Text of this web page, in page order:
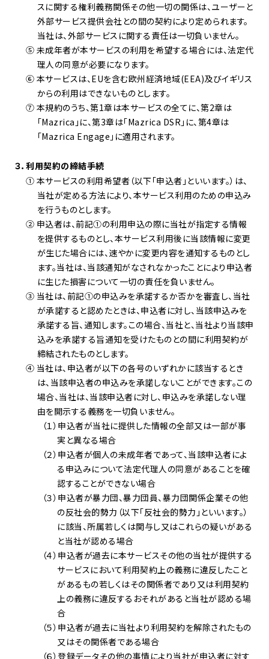
スに関する権利義務関係その他一切の関係は、ユーザーと
外部サービス提供会社との間の契約により定められます。
当社は、外部サービスに関する責任は一切負いません。
⑤ 未成年者が本サービスの利用を希望する場合には、法定代
理人の同意が必要になります。
⑥ 本サービスは、EUを含む欧州経済地域(EEA)及びイギリス
からの利用はできないものとします。
⑦ 本規約のうち、第1章は本サービスの全てに、第2章は
「Mazrica」に、第3章は「Mazrica DSR」に、第4章は
「Mazrica Engage」に適用されます。
３．利用契約の締結手続
① 本サービスの利用希望者（以下「申込者」といいます。）は、
当社が定める方法により、本サービス利用のための申込み
を行うものとします。
② 申込者は、前記①の利用申込の際に当社が指定する情報
を提供するものとし、本サービス利用後に当該情報に変更
が生じた場合には、速やかに変更内容を通知するものとし
ます。当社は、当該通知がなされなかったことにより申込者
に生じた損害について一切の責任を負いません。
③ 当社は、前記①の申込みを承諾するか否かを審査し、当社
が承諾すると認めたときは、申込者に対し、当該申込みを
承諾する旨、通知します。この場合、当社と、当社より当該申
込みを承諾する旨通知を受けたものとの間に利用契約が
締結されたものとします。
④ 当社は、申込者が以下の各号のいずれかに該当するとき
は、当該申込者の申込みを承諾しないことができます。この
場合、当社は、当該申込者に対し、申込みを承諾しない理
由を開示する義務を一切負いません。
（１）申込者が当社に提供した情報の全部又は一部が事
実と異なる場合
（２）申込者が個人の未成年者であって、当該申込者によ
る申込みについて法定代理人の同意があることを確
認することができない場合
（３）申込者が暴力団、暴力団員、暴力団関係企業その他
の反社会的勢力（以下「反社会的勢力」といいます。）
に該当、所属若しくは関与し又はこれらの疑いがある
と当社が認める場合
（４）申込者が過去に本サービスその他の当社が提供する
サービスにおいて利用契約上の義務に違反したこと
があるもの若しくはその関係者であり又は利用契約
上の義務に違反するおそれがあると当社が認める場
合
（５）申込者が過去に当社より利用契約を解除されたもの
又はその関係者である場合
（６）登録データその他の事情により当社が申込者に対す